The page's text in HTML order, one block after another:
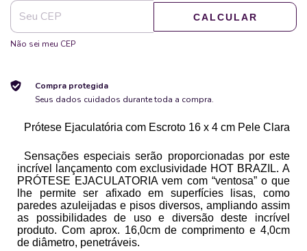
CALCULAR
Não sei meu CEP
Compra protegida
Seus dados cuidados durante toda a compra.
Prótese Ejaculatória com Escroto 16 x 4 cm Pele Clara
Sensações especiais serão proporcionadas por este
incrível lançamento com exclusividade HOT BRAZIL. A
PRÓTESE EJACULATORIA vem com “ventosa” o que
lhe permite ser afixado em superfícies lisas, como
paredes azuleijadas e pisos diversos, ampliando assim
as possibilidades de uso e diversão deste incrível
produto. Com aprox. 16,0cm de comprimento e 4,0cm
de diâmetro, penetráveis.